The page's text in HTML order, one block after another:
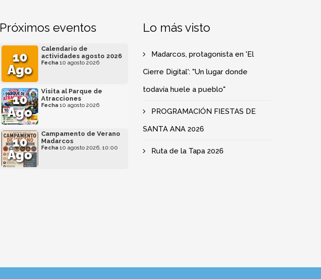
Próximos eventos
10
Ago
Calendario de
actividades agosto 2026
Fecha 10 agosto 2026
10
Ago
Visita al Parque de
Atracciones
Fecha 10 agosto 2026
10
Ago
Campamento de Verano
Madarcos
Fecha 10 agosto 2026, 10:00
Lo más visto
Madarcos, protagonista en 'El
Cierre Digital': "Un lugar donde
todavía huele a pueblo"
PROGRAMACIÓN FIESTAS DE
SANTA ANA 2026
Ruta de la Tapa 2026